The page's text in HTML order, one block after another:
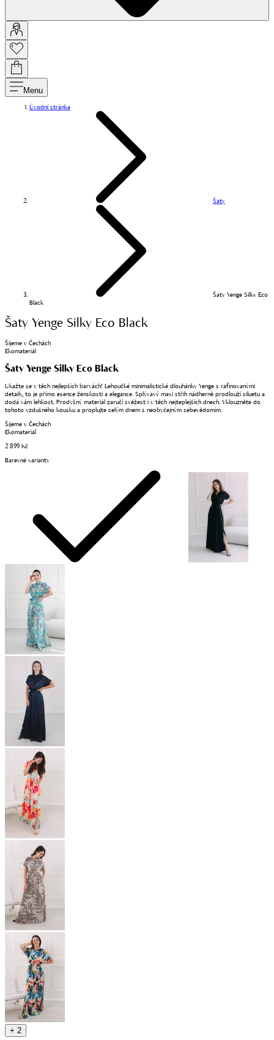
Menu
Úvodní stránka
Šaty
Šaty Yenge Silky Eco
Black
Šaty Yenge Silky Eco Black
Šijeme v Čechách
Ekomateriál
Šaty Yenge Silky Eco Black
Ukažte se v těch nejlepších barvách! Lehoučké minimalistické dlouhánky Yenge s rafinovanými
detaily, to je přímo esence ženskosti a elegance. Splývavý maxi střih nádherně prodlouží siluetu a
dodá vám lehkost. Prodyšný materiál zaručí svěžest i v těch nejteplejších dnech. Vklouzněte do
tohoto vzdušného kousku a proplujte celým dnem s neobyčejným sebevědomím.
Šijeme v Čechách
Ekomateriál
2 899 Kč
Barevné varianty
+ 2